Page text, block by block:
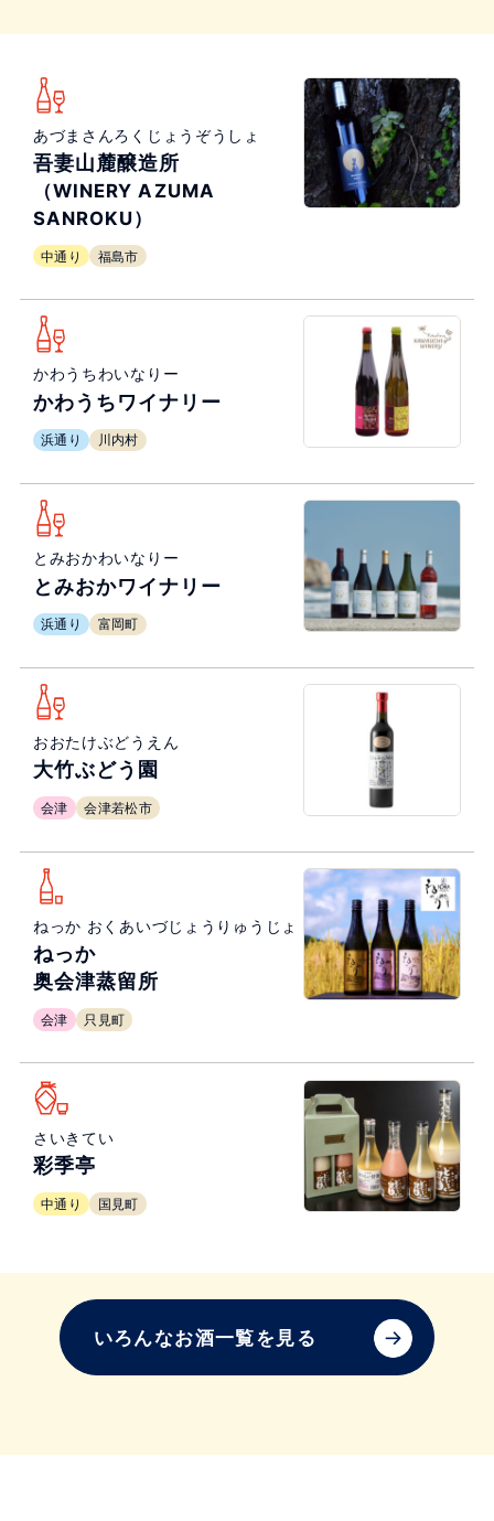
あづまさんろくじょうぞうしょ
吾妻山麓醸造所
（WINERY AZUMA
SANROKU）
中通り 福島市
かわうちわいなりー
かわうちワイナリー
浜通り 川内村
とみおかわいなりー
とみおかワイナリー
浜通り 富岡町
おおたけぶどうえん
大竹ぶどう園
会津 会津若松市
ねっか おくあいづじょうりゅうじょ
ねっか
奥会津蒸留所
会津 只見町
さいきてい
彩季亭
中通り 国見町
いろんなお酒一覧を見る